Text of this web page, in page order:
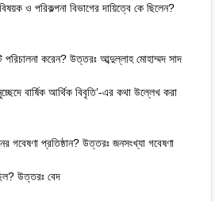
ও পরিকল্পনা বিভাগের দায়িত্বে কে ছিলেন?
পরিচালনা করেন? উত্তরঃ আব্দুল্লাহ মোহাম্মদ সাদ
বার্ষিক আর্থিক বিবৃতি’-এর কথা উল্লেখ করা
গবেষণা প্রতিষ্ঠান? উত্তরঃ জনসংখ্যা গবেষণা
উত্তরঃ বেদ